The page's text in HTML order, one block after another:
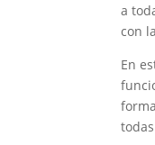
a
con
En